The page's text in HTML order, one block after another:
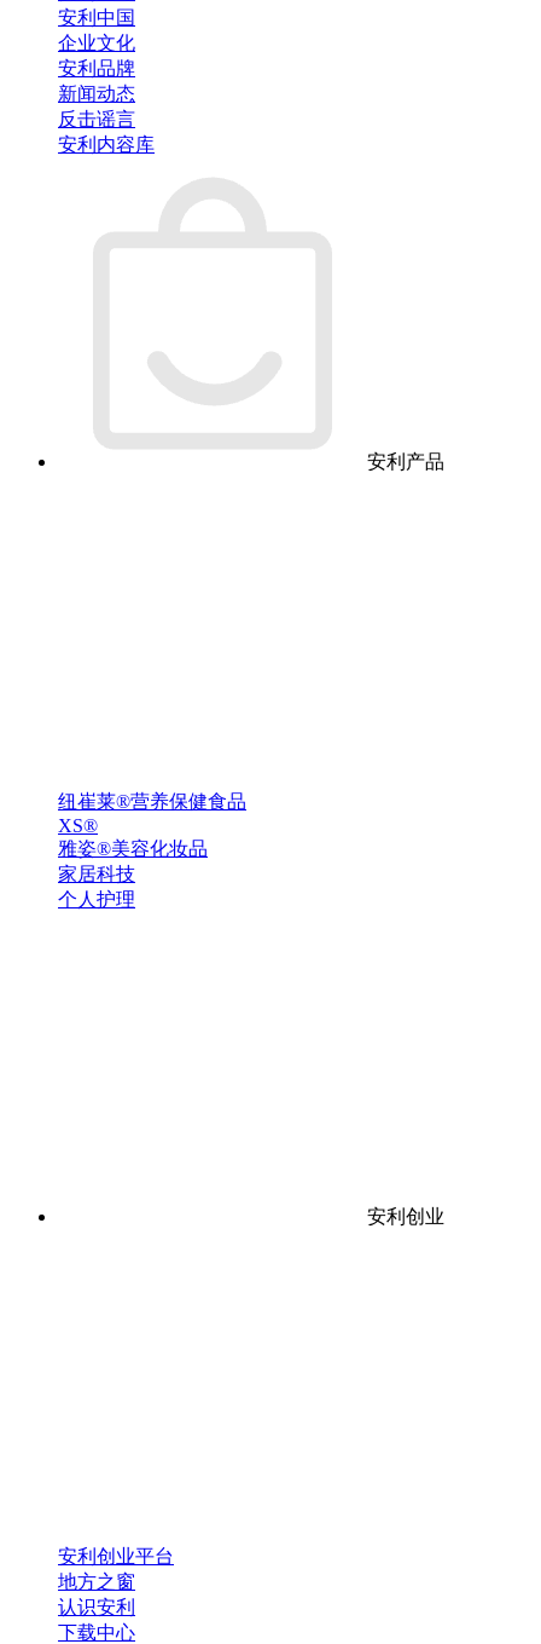
安利中国
企业文化
安利品牌
新闻动态
反击谣言
安利内容库
安利产品
纽崔莱®营养保健食品
XS®
雅姿®美容化妆品
家居科技
个人护理
安利创业
安利创业平台
地方之窗
认识安利
下载中心